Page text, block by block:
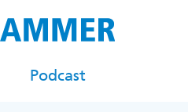
Podcast